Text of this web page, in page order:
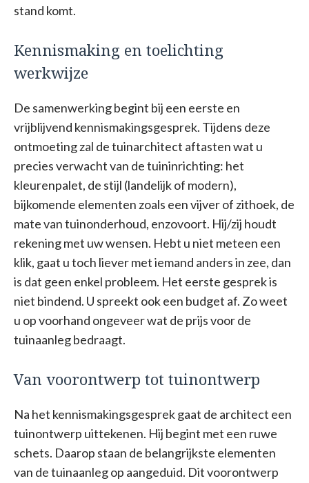
stand komt.
Kennismaking en toelichting
werkwijze
De samenwerking begint bij een eerste en
vrijblijvend kennismakingsgesprek. Tijdens deze
ontmoeting zal de tuinarchitect aftasten wat u
precies verwacht van de tuininrichting: het
kleurenpalet, de stijl (landelijk of modern),
bijkomende elementen zoals een vijver of zithoek, de
mate van tuinonderhoud, enzovoort. Hij/zij houdt
rekening met uw wensen. Hebt u niet meteen een
klik, gaat u toch liever met iemand anders in zee, dan
is dat geen enkel probleem. Het eerste gesprek is
niet bindend. U spreekt ook een budget af. Zo weet
u op voorhand ongeveer wat de prijs voor de
tuinaanleg bedraagt.
Van voorontwerp tot tuinontwerp
Na het kennismakingsgesprek gaat de architect een
tuinontwerp uittekenen. Hij begint met een ruwe
schets. Daarop staan de belangrijkste elementen
van de tuinaanleg op aangeduid. Dit voorontwerp